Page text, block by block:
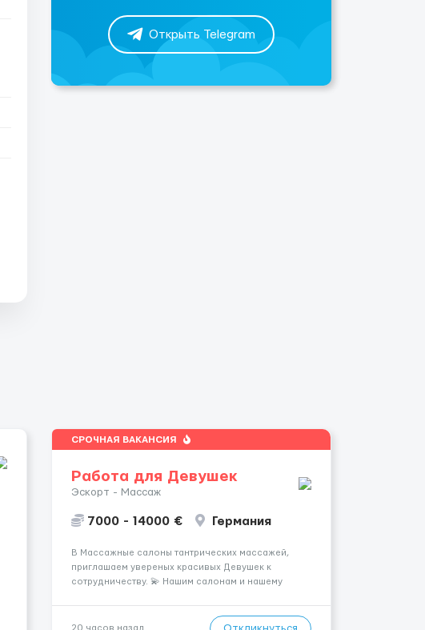
Открыть Telegram
СРОЧНАЯ ВАКАНСИЯ
Работа для Девушек
Эскорт - Массаж
7000 - 14000 € Германия
В Массажные салоны тантрических массажей,
приглашаем увереных красивых Девушек к
сотрудничеству. 💫 Нашим салонам и нашему
заработная плата 💚Мы гарантируем Наличие
20 часов назад